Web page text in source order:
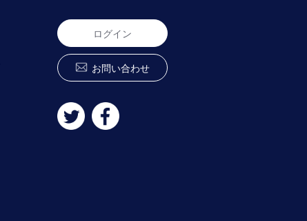
ログイン
お問い合わせ